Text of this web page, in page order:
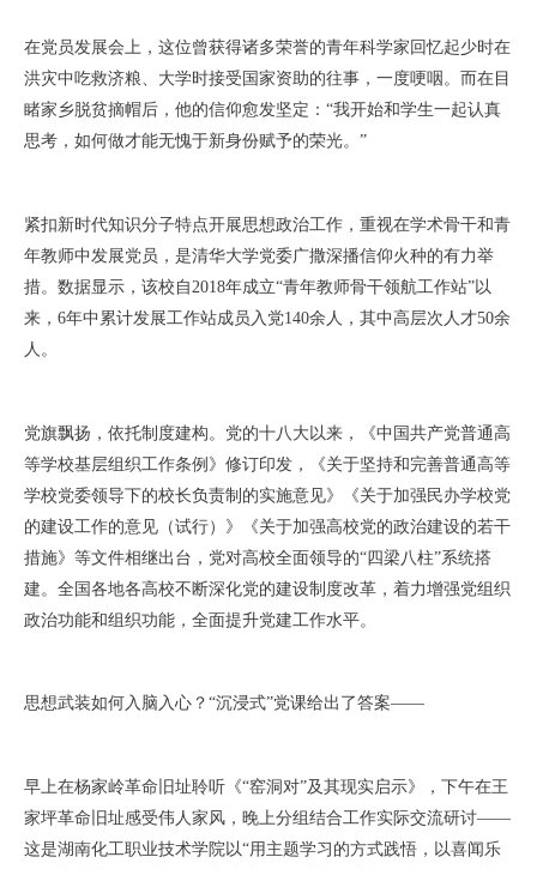
在党员发展会上，这位曾获得诸多荣誉的青年科学家回忆起少时在
洪灾中吃救济粮、大学时接受国家资助的往事，一度哽咽。而在目
睹家乡脱贫摘帽后，他的信仰愈发坚定：“我开始和学生一起认真
思考，如何做才能无愧于新身份赋予的荣光。”
紧扣新时代知识分子特点开展思想政治工作，重视在学术骨干和青
年教师中发展党员，是清华大学党委广撒深播信仰火种的有力举
措。数据显示，该校自2018年成立“青年教师骨干领航工作站”以
来，6年中累计发展工作站成员入党140余人，其中高层次人才50余
人。
党旗飘扬，依托制度建构。党的十八大以来，《中国共产党普通高
等学校基层组织工作条例》修订印发，《关于坚持和完善普通高等
学校党委领导下的校长负责制的实施意见》《关于加强民办学校党
的建设工作的意见（试行）》《关于加强高校党的政治建设的若干
措施》等文件相继出台，党对高校全面领导的“四梁八柱”系统搭
建。全国各地各高校不断深化党的建设制度改革，着力增强党组织
政治功能和组织功能，全面提升党建工作水平。
思想武装如何入脑入心？“沉浸式”党课给出了答案——
早上在杨家岭革命旧址聆听《“窑洞对”及其现实启示》，下午在王
家坪革命旧址感受伟人家风，晚上分组结合工作实际交流研讨——
这是湖南化工职业技术学院以“用主题学习的方式践悟，以喜闻乐